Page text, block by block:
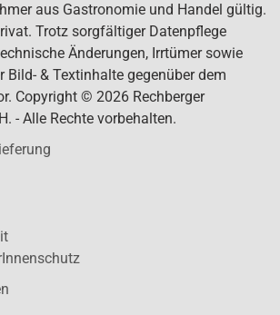
aus Gastronomie und Handel gültig.
Trotz sorgfältiger Datenpflege
Änderungen, Irrtümer sowie
Bild- & Textinhalte gegenüber dem
Copyright © 2026 Rechberger
- Alle Rechte vorbehalten.